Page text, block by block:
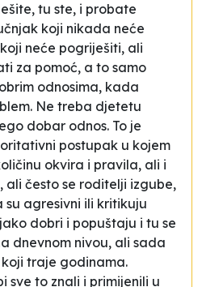
tu ste, i probate
koji nikada neće
neće pogriješiti, ali
za pomoć, a to samo
odnosima, kada
Ne treba djetetu
dobar odnos. To je
postupak u kojem
okvira i pravila, ali i
ali često se roditelji izgube,
su agresivni ili kritikuju
dobri i popuštaju i tu se
dnevnom nivou, ali sada
traje godinama.
sve to znali i primijenili u